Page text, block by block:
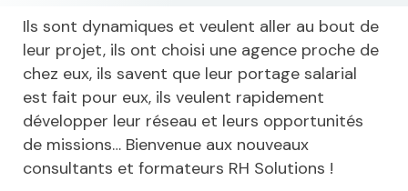
Ils sont dynamiques et veulent aller au bout de
leur projet, ils ont choisi une agence proche de
chez eux, ils savent que leur portage salarial
est fait pour eux, ils veulent rapidement
développer leur réseau et leurs opportunités
de missions… Bienvenue aux nouveaux
consultants et formateurs RH Solutions !